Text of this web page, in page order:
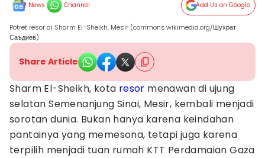
News Channel Add Us on Google
Potret resor di Sharm El-Sheikh, Mesir (commons.wikimedia.org/Шухрат
Саъдиев)
Share Article
Sharm El-Sheikh, kota resor menawan di ujung
selatan Semenanjung Sinai, Mesir, kembali menjadi
sorotan dunia. Bukan hanya karena keindahan
pantainya yang memesona, tetapi juga karena
terpilih menjadi tuan rumah KTT Perdamaian Gaza